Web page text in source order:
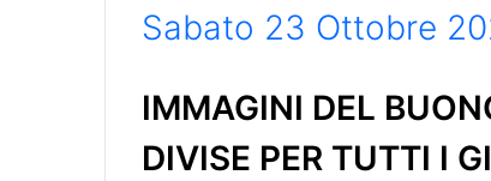
Sabato 23 Ottobre
IMMAGINI DEL
DIVISE PER TUTTI I